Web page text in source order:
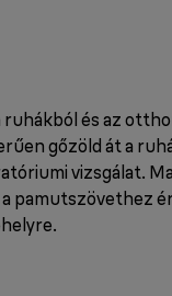
és az
gőzöld át a
vizsgálat.
pamutszövethez